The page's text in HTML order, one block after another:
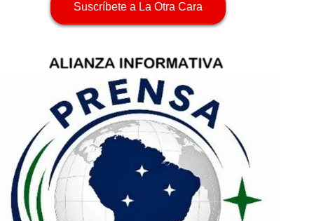
Suscríbete a La Otra Cara